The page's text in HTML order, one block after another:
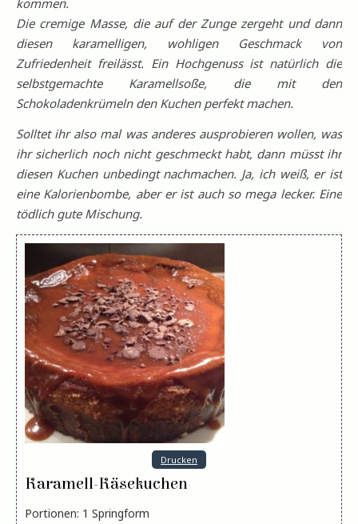
kommen.
Die cremige Masse, die auf der Zunge zergeht und dann
diesen karamelligen, wohligen Geschmack von
Zufriedenheit freilässt. Ein Hochgenuss ist natürlich die
selbstgemachte Karamellsoße, die mit den
Schokoladenkrümeln den Kuchen perfekt machen.
Solltet ihr also mal was anderes ausprobieren wollen, was
ihr sicherlich noch nicht geschmeckt habt, dann müsst ihr
diesen Kuchen unbedingt nachmachen. Ja, ich weiß, er ist
eine Kalorienbombe, aber er ist auch so mega lecker. Eine
tödlich gute Mischung.
Drucken
Karamell-Käsekuchen
Portionen: 1 Springform